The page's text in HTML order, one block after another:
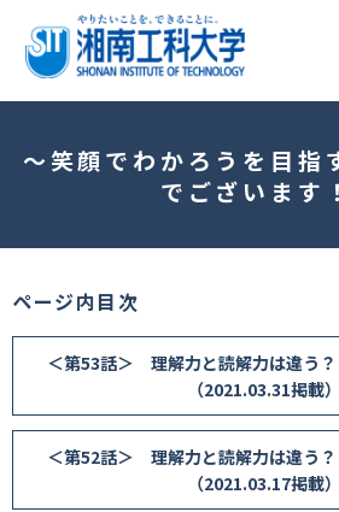
ゲ
へ
～笑顔でわかろうを目指
でございます
ページ内目次
＜第53話＞ 理解力と読解力は違う
（2021.03.31掲載）
＜第52話＞ 理解力と読解力は違う
（2021.03.17掲載）